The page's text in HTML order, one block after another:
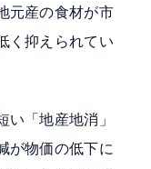
元産の食材が市
く抑えられてい
い「地産地消」
が物価の低下に